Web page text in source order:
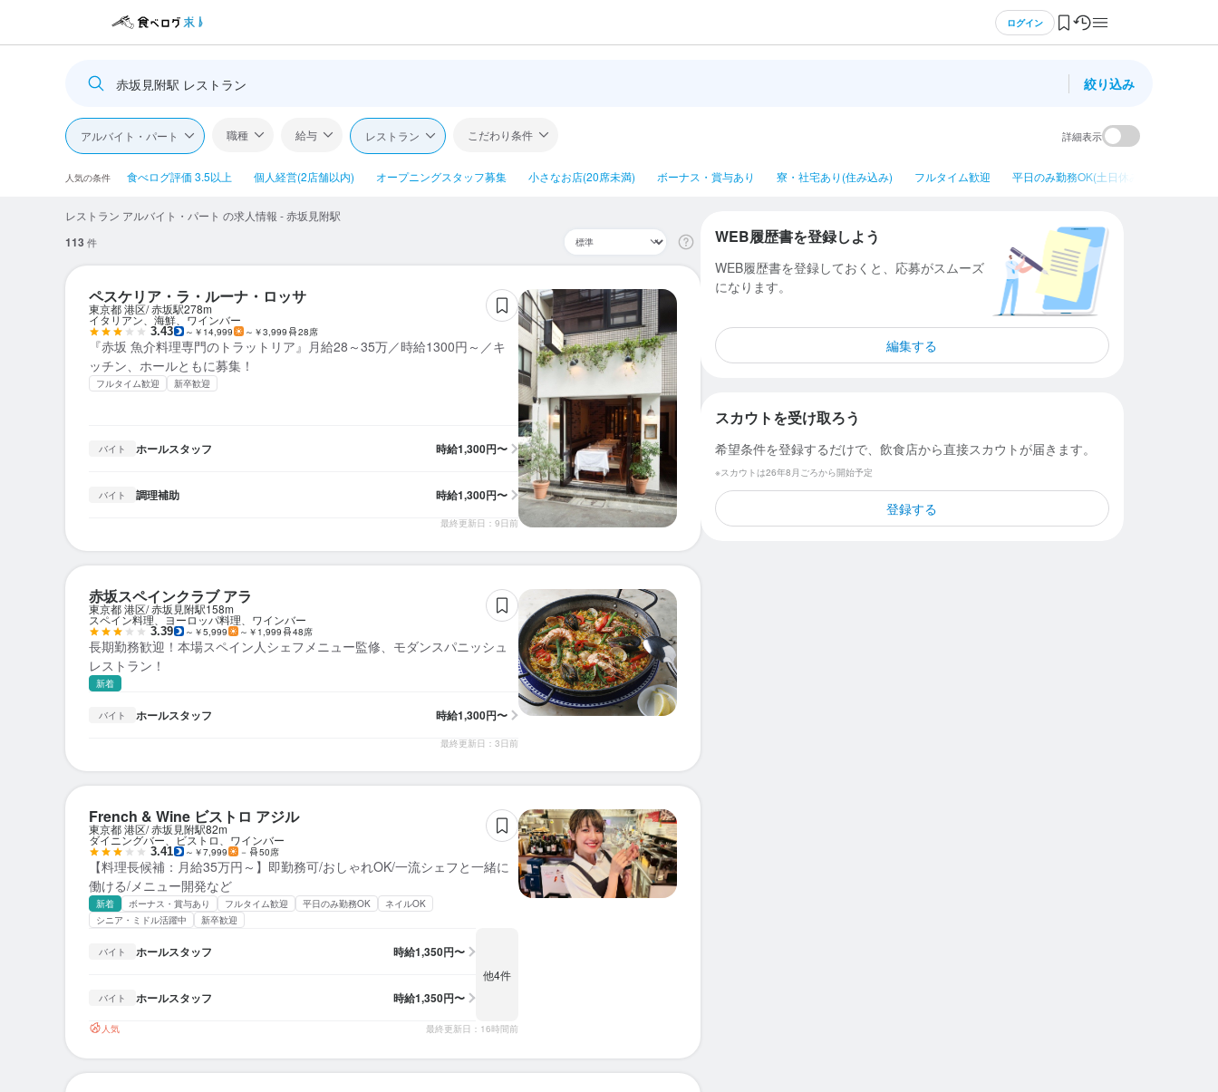
ログイン
赤坂見附駅 レストラン 絞り込み
アルバイト・パート 職種 給与 レストラン こだわり条件 詳細表示
人気の条件 食べログ評価 3.5以上 個人経営(2店舗以内) オープニングスタッフ募集 小さなお店(20席未満) ボーナス・賞与あり 寮・社宅あり(住み込み) フルタイム歓迎 平日のみ勤務OK(土日休み)
レストラン アルバイト・パート の求人情報 - 赤坂見附駅
113 件
ペスケリア・ラ・ルーナ・ロッサ
東京都 港区 赤坂駅278m
イタリアン、海鮮、ワインバー
3.43 ～￥14,999 ～￥3,999 28席
『赤坂 魚介料理専門のトラットリア』月給28～35万／時給1300円～／キ
ッチン、ホールともに募集！
フルタイム歓迎 新卒歓迎
バイト ホールスタッフ 時給1,300円〜
バイト 調理補助 時給1,300円〜
最終更新日：9日前
赤坂スペインクラブ アラ
東京都 港区 赤坂見附駅158m
スペイン料理、ヨーロッパ料理、ワインバー
3.39 ～￥5,999 ～￥1,999 48席
長期勤務歓迎！本場スペイン人シェフメニュー監修、モダンスパニッシュ
レストラン！
新着
バイト ホールスタッフ 時給1,300円〜
最終更新日：3日前
French & Wine ビストロ アジル
東京都 港区 赤坂見附駅82m
ダイニングバー、ビストロ、ワインバー
3.41 ～￥7,999 － 50席
【料理長候補：月給35万円～】即勤務可/おしゃれOK/一流シェフと一緒に
働ける/メニュー開発など
新着 ボーナス・賞与あり フルタイム歓迎 平日のみ勤務OK
ネイルOK
シニア・ミドル活躍中
新卒歓迎
バイト ホールスタッフ 時給1,350円〜
バイト ホールスタッフ 時給1,350円〜
他4件
人気 最終更新日：16時間前
WEB履歴書を登録しよう
WEB履歴書を登録しておくと、応募がスムーズ
になります。
編集する
スカウトを受け取ろう
希望条件を登録するだけで、飲食店から直接スカウトが届きます。
※スカウトは26年8月ごろから開始予定
登録する